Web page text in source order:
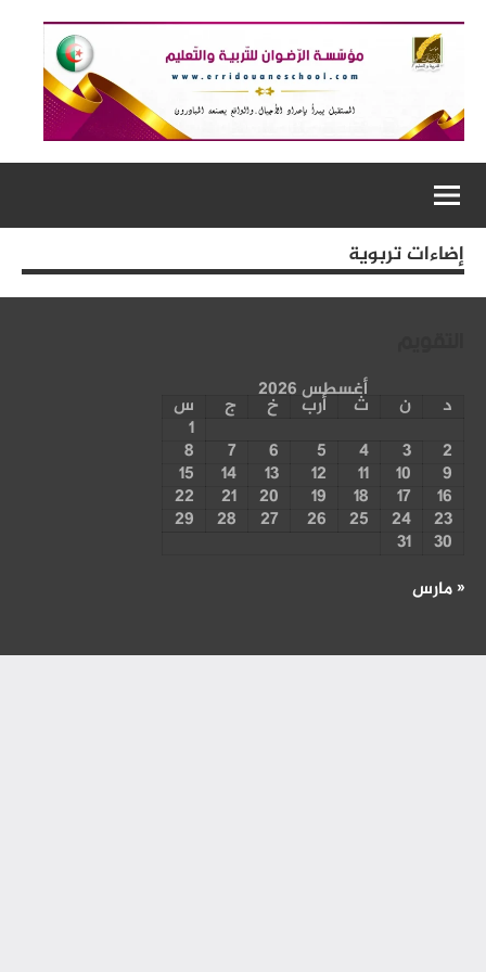
المحتوى
إضاءات تربوية
أغسطس 2026
د ن ث أرب خ ج س
1
2
3
4
5
6
7
8
9
10
11
12
13
14
15
16
17
18
19
20
21
22
23
24
25
26
27
28
29
30
31
« مارس